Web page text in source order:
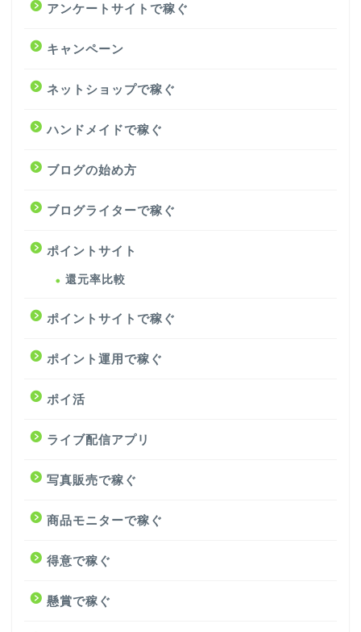
アンケートサイトで稼ぐ
キャンペーン
ネットショップで稼ぐ
ハンドメイドで稼ぐ
ブログの始め方
ブログライターで稼ぐ
ポイントサイト
還元率比較
ポイントサイトで稼ぐ
ポイント運用で稼ぐ
ポイ活
ライブ配信アプリ
写真販売で稼ぐ
商品モニターで稼ぐ
得意で稼ぐ
懸賞で稼ぐ